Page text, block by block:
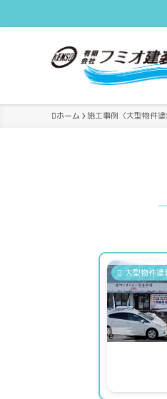
ホーム 施工事例〈大型物件塗
大型物件塗